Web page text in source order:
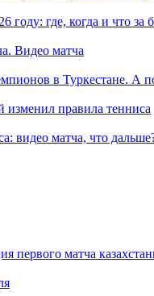
где, когда и что за
Видео матча
в Туркестане. А
правила тенниса
видео матча, что
первого матча